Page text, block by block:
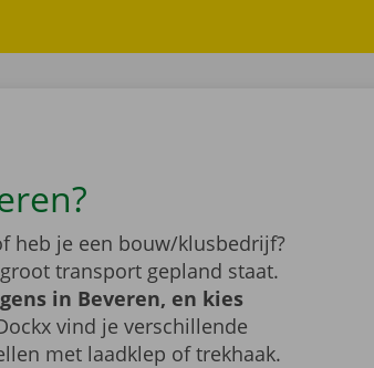
heb je een bouw/klusbedrijf?
transport gepland staat.
in Beveren, en kies
vind je verschillende
met laadklep of trekhaak.